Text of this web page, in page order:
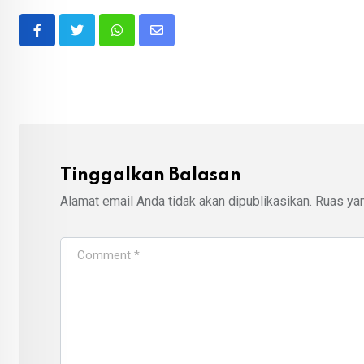
WhatsappShare
Tinggalkan Balasan
Alamat email Anda tidak akan dipublikasikan. Ruas